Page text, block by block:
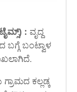
: ವೃದ್ದ
ಬಂಟ್ವಾಳ
ಕಲ್ಲಡ್ಕ